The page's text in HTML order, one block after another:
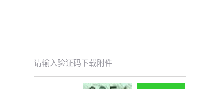
请输入验证码下载附件